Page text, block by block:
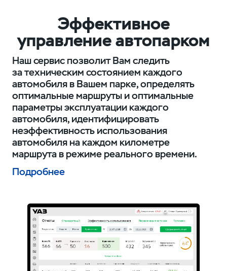
Эффективное
управление автопарком
Наш сервис позволит Вам следить
за техническим состоянием каждого
автомобиля в Вашем парке, определять
оптимальные маршруты и оптимальные
параметры эксплуатации каждого
автомобиля, идентифицировать
неэффективность использования
автомобиля на каждом километре
маршрута в режиме реального времени.
Подробнее